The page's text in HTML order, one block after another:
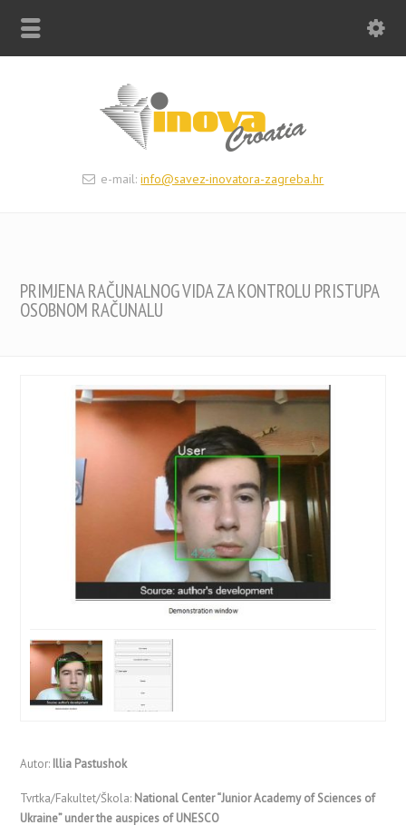
e-mail:info@savez-inovatora-zagreba.hr
PRIMJENA RAČUNALNOG VIDA ZA KONTROLU PRISTUPA
OSOBNOM RAČUNALU
Autor: Illia Pastushok
Tvrtka/Fakultet/Škola: National Center “Junior Academy of Sciences of
Ukraine” under the auspices of UNESCO